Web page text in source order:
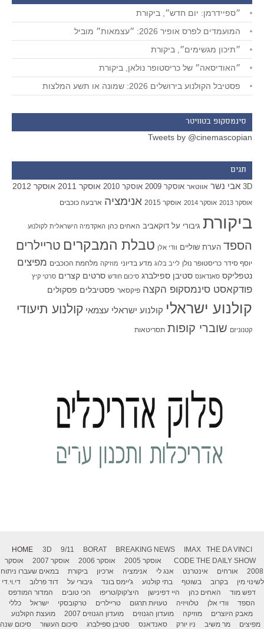
״ספיידרמן: יום חדש״, ביקורת
המועמדים לפרס אופיר 2026: ״עצמאות״ מוביל
״תיכון מגשימים״, ביקורת
״האודיסאה״ של כריסטופר נולאן, ביקורת
פסטיבל הקולנוע בירושלים 2026: שמונה או תשע המלצות
סינמסקופ בטוויטר
Tweets by @cinemascopian
תגים
3D אבי נשר אווטאר אוסקר 2009 אוסקר 2010 אוסקר 2011 אוסקר 2012
אוסקר 2013 אוסקר 2014 אוסקר 2015 אנימציה ארבעה כוכבים
ביקורת גיבורי על דוקאביב האחים כהן האקדמיה הישראלית לקולנוע
הספד הערת שוליים וודי אלן טבלת המבקרים טריילרים
יוסף סידר כריסטופר נולן לייב בלוג מדע בדיוני מוזיקה מלחמת הכוכבים מפיצים
נטפליקס סאנדאנס סטיבן ספילברג סיכום חודש סרטים קצרים סרטי קיץ
פודקאסט סינמסקופ הקצה פיקסאר פסטיבלים פסקולים
קולנוע ישראלי קולנוע ישראלי עצמאי קולנוע תיעודי
קטנוניזם שוברי קופות תסריטאות
HOME 3D 9/11 BORAT BREAKING NEWS IMAX
THE DA VINCI
CODE THE DAILY SHOW אוסקר 2005 אוסקר 2006 אוסקר 2007
אוסקר
2008
אורחים אינטרנט אנג לי אנימציה ארכיון ביקורת
במאים שעברו ניתוח
לשינוי מין
בקרוב בשוטף בתי קולנוע ג'יימס בונד גיבורי על דוד פרלוב
די.וי.די
דפש מוד
האחים כהן היי דפינישן היצ'קוק/טריפו הכי טובים
המדור המודפס
הספד
וודי אלן טלוויזיה טעויות תרגום טריילרים טרקובסקי ישראל
כללי
מאבק היוצרים
מוזיקה מועדון הגנוזים מועדון הגנוזים 2007
מועצת הקולנוע
מפיצים
מר משיב ניו יורק סאנדאנס סטיבן ספילברג סיכום העשור סיכום שנה